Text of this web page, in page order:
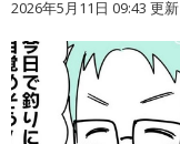
2026年5月11日 09:43 更新